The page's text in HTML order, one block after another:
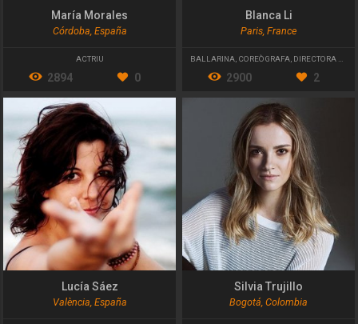
María Morales
Córdoba, España
ACTRIU
2894 0
Blanca Li
Paris, France
BALLARINA COREÒGRAFA DIRECTORA ARTÍSTICA
2900 2
Lucía Sáez
València, España
Silvia Trujillo
Bogotá, Colombia